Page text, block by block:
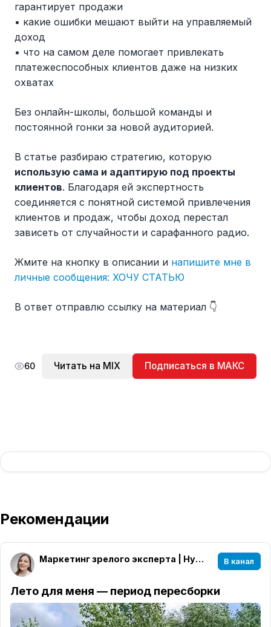
гарантирует продажи
▪️ какие ошибки мешают выйти на управляемый
доход
▪️ что на самом деле помогает привлекать
платежеспособных клиентов даже на низких
охватах
Без онлайн-школы, большой команды и
постоянной гонки за новой аудиторией.
В статье разбираю стратегию, которую
использую сама и адаптирую под проекты
клиентов. Благодаря ей экспертность
соединяется с понятной системой привлечения
клиентов и продаж, чтобы доход перестал
зависеть от случайности и сарафанного радио.
Жмите на кнопку в описании и напишите мне в
личные сообщения: ХОЧУ СТАТЬЮ
В ответ отправлю ссылку на материал 👇
60 Читать на MIX Подписаться в МАКС
Рекомендации
Маркетинг зрелого эксперта | Нурия Карычева В канал
Лето для меня — период пересборки